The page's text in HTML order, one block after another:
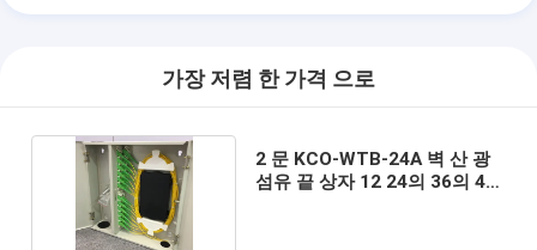
가장 저렴 한 가격 으로
2 문 KCO-WTB-24A 벽 산 광
섬유 끝 상자 12 24의 36의 48